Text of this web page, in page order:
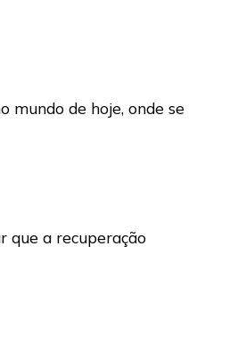
mundo de hoje, onde se
que a recuperação